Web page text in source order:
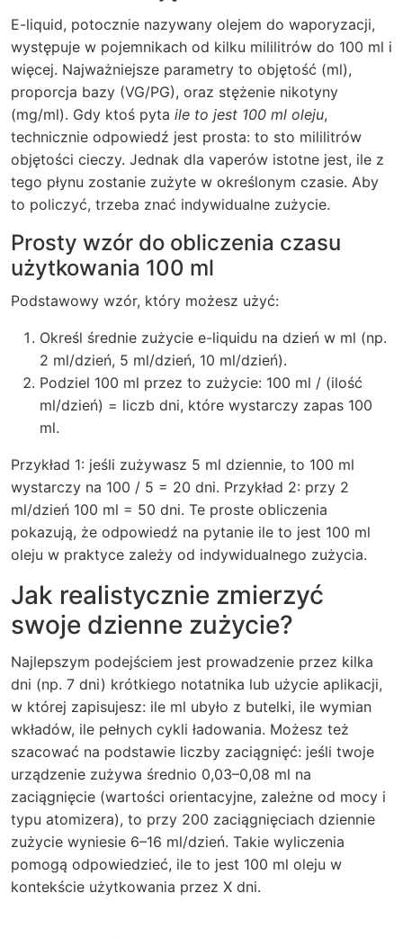
E-liquid, potocznie nazywany olejem do waporyzacji,
występuje w pojemnikach od kilku mililitrów do 100 ml i
więcej. Najważniejsze parametry to objętość (ml),
proporcja bazy (VG/PG), oraz stężenie nikotyny
(mg/ml). Gdy ktoś pyta ile to jest 100 ml oleju,
technicznie odpowiedź jest prosta: to sto mililitrów
objętości cieczy. Jednak dla vaperów istotne jest, ile z
tego płynu zostanie zużyte w określonym czasie. Aby
to policzyć, trzeba znać indywidualne zużycie.
Prosty wzór do obliczenia czasu
użytkowania 100 ml
Podstawowy wzór, który możesz użyć:
Określ średnie zużycie e-liquidu na dzień w ml (np.
2 ml/dzień, 5 ml/dzień, 10 ml/dzień).
Podziel 100 ml przez to zużycie: 100 ml / (ilość
ml/dzień) = liczb dni, które wystarczy zapas 100
ml.
Przykład 1: jeśli zużywasz 5 ml dziennie, to 100 ml
wystarczy na 100 / 5 = 20 dni. Przykład 2: przy 2
ml/dzień 100 ml = 50 dni. Te proste obliczenia
pokazują, że odpowiedź na pytanie ile to jest 100 ml
oleju w praktyce zależy od indywidualnego zużycia.
Jak realistycznie zmierzyć
swoje dzienne zużycie?
Najlepszym podejściem jest prowadzenie przez kilka
dni (np. 7 dni) krótkiego notatnika lub użycie aplikacji,
w której zapisujesz: ile ml ubyło z butelki, ile wymian
wkładów, ile pełnych cykli ładowania. Możesz też
szacować na podstawie liczby zaciągnięć: jeśli twoje
urządzenie zużywa średnio 0,03–0,08 ml na
zaciągnięcie (wartości orientacyjne, zależne od mocy i
typu atomizera), to przy 200 zaciągnięciach dziennie
zużycie wyniesie 6–16 ml/dzień. Takie wyliczenia
pomogą odpowiedzieć, ile to jest 100 ml oleju w
kontekście użytkowania przez X dni.